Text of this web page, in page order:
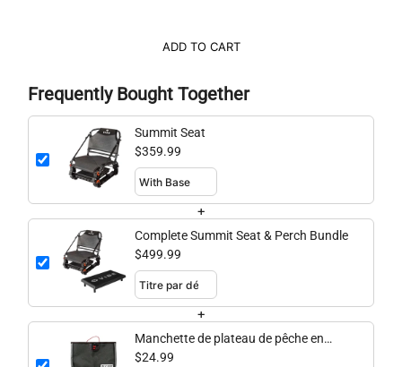
ADD TO CART
Frequently Bought Together
Summit Seat
$359.99
+
Complete Summit Seat & Perch Bundle
$499.99
+
Manchette de plateau de pêche en
maille
$24.99